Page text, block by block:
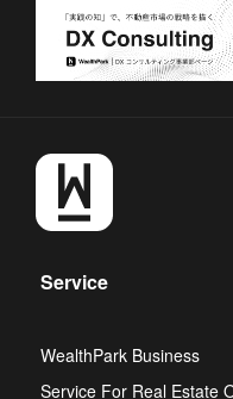
Service
WealthPark Business
Service For Real Estate